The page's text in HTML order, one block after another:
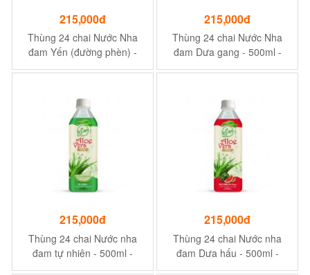
215,000đ
Thùng 24 chai Nước Nha
đam Yến (đường phèn) -
500ml - Nước uống ưa
215,000đ
Thùng 24 chai Nước Nha
đam Dưa gang - 500ml -
Nước uống ưa chuộng mùa
215,000đ
Thùng 24 chai Nước nha
đam tự nhiên - 500ml -
Nước uống ưa chuộng mùa
215,000đ
Thùng 24 chai Nước nha
đam Dưa hấu - 500ml -
Nước uống ưa chuộng mùa